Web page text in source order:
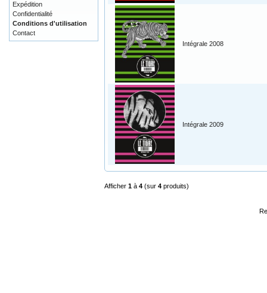
Intégrale 2008
Intégrale 2009
Afficher 1 à 4 (sur 4 produits)
Expédition
Confidentialité
Conditions d'utilisation
Contact